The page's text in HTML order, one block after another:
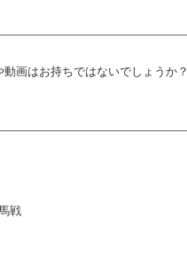
画はお持ちではないでしょうか？
戦